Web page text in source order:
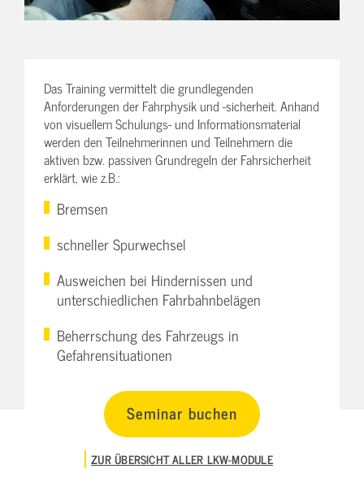
Das Training vermittelt die grundlegenden
Anforderungen der Fahrphysik und -sicherheit. Anhand
von visuellem Schulungs- und Informationsmaterial
werden den Teilnehmerinnen und Teilnehmern die
aktiven bzw. passiven Grundregeln der Fahrsicherheit
erklärt, wie z.B.:
Bremsen
schneller Spurwechsel
Ausweichen bei Hindernissen und
unterschiedlichen Fahrbahnbelägen
Beherrschung des Fahrzeugs in
Gefahrensituationen
Seminar buchen
ZUR ÜBERSICHT ALLER LKW-MODULE